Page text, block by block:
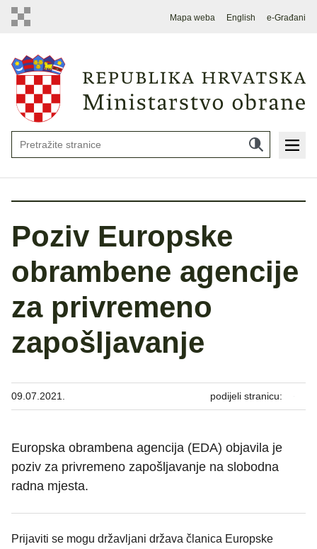
Mapa weba English e-Građani
Poziv Europske
obrambene agencije
za privremeno
zapošljavanje
09.07.2021. podijeli stranicu:
Europska obrambena agencija (EDA) objavila je
poziv za privremeno zapošljavanje na slobodna
radna mjesta.
Prijaviti se mogu državljani država članica Europske